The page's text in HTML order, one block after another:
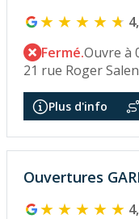
Fermé.Ouvre à
21 rue Roger
Plus d'info
Ouvertures